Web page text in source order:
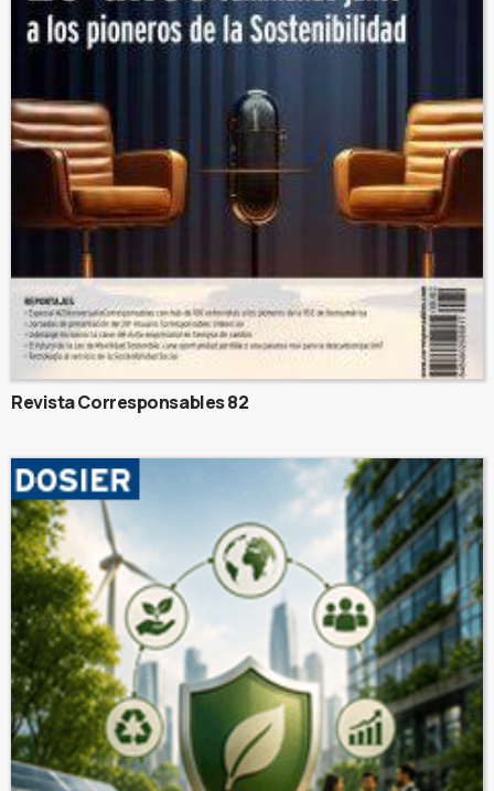
Revista Corresponsables 82